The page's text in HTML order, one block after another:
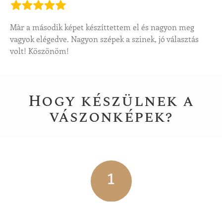
Màr a második képet készíttettem el és nagyon meg
vagyok elégedve. Nagyon szépek a szinek, jó választás
volt! Köszönöm!
Hogy készülnek a
vászonképek?
1